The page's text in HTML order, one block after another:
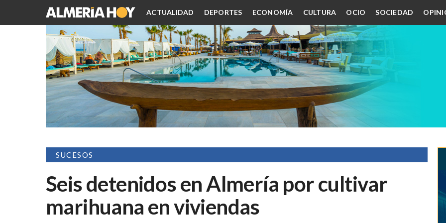
ACTUALIDAD DEPORTES ECONOMÍA CULTURA OCIO SOCIEDAD
SUCESOS
Seis detenidos en Almería por cultivar
marihuana en viviendas